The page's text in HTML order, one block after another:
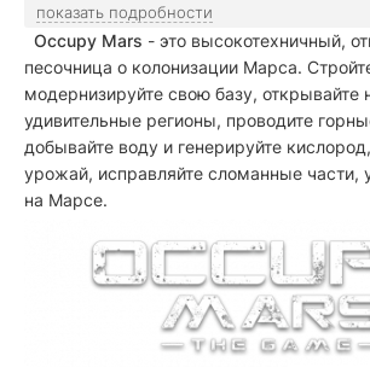
показать подробности
Occupy Mars - это высокотехничный,
песочница о колонизации Марса.
модернизируйте свою базу, открывайте
удивительные регионы, проводите
добывайте воду и генерируйте
урожай, исправляйте сломанные части,
на Марсе.